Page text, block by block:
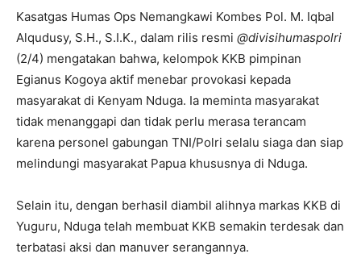
Kasatgas Humas Ops Nemangkawi Kombes Pol. M. Iqbal
Alqudusy, S.H., S.I.K., dalam rilis resmi @divisihumaspolri
(2/4) mengatakan bahwa, kelompok KKB pimpinan
Egianus Kogoya aktif menebar provokasi kepada
masyarakat di Kenyam Nduga. Ia meminta masyarakat
tidak menanggapi dan tidak perlu merasa terancam
karena personel gabungan TNI/Polri selalu siaga dan siap
melindungi masyarakat Papua khususnya di Nduga.
Selain itu, dengan berhasil diambil alihnya markas KKB di
Yuguru, Nduga telah membuat KKB semakin terdesak dan
terbatasi aksi dan manuver serangannya.